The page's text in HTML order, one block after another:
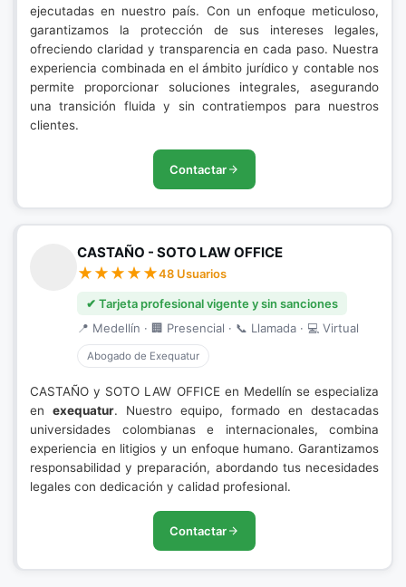
ejecutadas en nuestro país. Con un enfoque meticuloso,
garantizamos la protección de sus intereses legales,
ofreciendo claridad y transparencia en cada paso. Nuestra
experiencia combinada en el ámbito jurídico y contable nos
permite proporcionar soluciones integrales, asegurando
una transición fluida y sin contratiempos para nuestros
clientes.
Contactar
CASTAÑO - SOTO LAW OFFICE
48 Usuarios
✔ Tarjeta profesional vigente y sin sanciones
📍 Medellín · 🏢 Presencial · 📞 Llamada · 💻 Virtual
Abogado de Exequatur
CASTAÑO y SOTO LAW OFFICE en Medellín se especializa
en exequatur. Nuestro equipo, formado en destacadas
universidades colombianas e internacionales, combina
experiencia en litigios y un enfoque humano. Garantizamos
responsabilidad y preparación, abordando tus necesidades
legales con dedicación y calidad profesional.
Contactar